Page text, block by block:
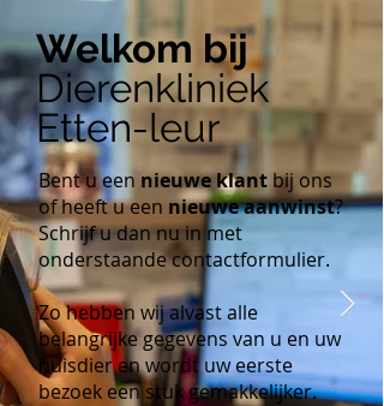
Welkom bij
Dierenkliniek
Etten-leur
Bent u eennieuwe klant bij ons
of heeft u een nieuwe aanwinst?
Schrijf u dan nu in met
onderstaande contactformulier.​
Zo hebben wij alvast alle
belangrijke gegevens van u en uw
huisdier en wordt uw eerste
bezoek een stuk gemakkelijker.​